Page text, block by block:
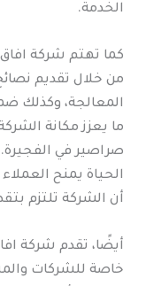
الخدمة.
كما تهتم شركة
من خلال تقديم
المعالجة، وكذلك
ما يعزز مكانة
صراصير في
الحياة يمنح
أن الشركة تلتزم
أيضًا، تقدم شركة
خاصة للشركات